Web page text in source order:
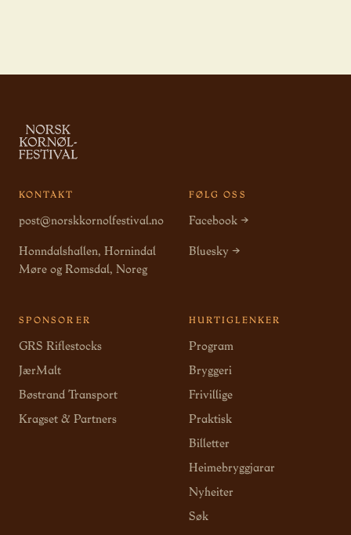
KONTAKT
post@norskkornolfestival.no
Honndalshallen, Hornindal
Møre og Romsdal, Noreg
FØLG OSS
Facebook →
Bluesky →
SPONSORER
GRS Riflestocks
JærMalt
Bøstrand Transport
Kragset & Partners
HURTIGLENKER
Program
Bryggeri
Frivillige
Praktisk
Billetter
Heimebryggjarar
Nyheiter
Søk